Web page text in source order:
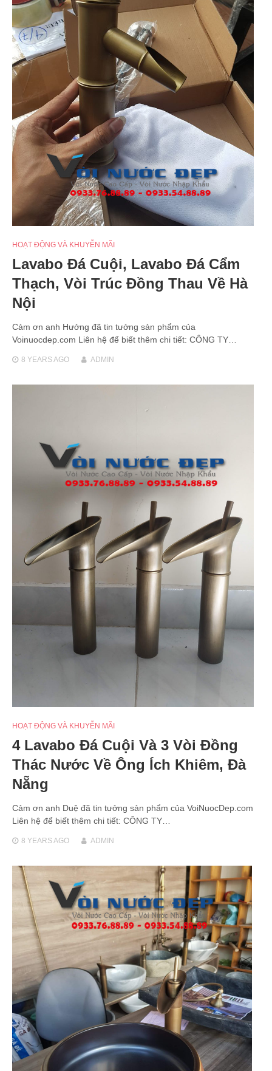
HOẠT ĐỘNG VÀ KHUYỄN MÃI
Lavabo Đá Cuội, Lavabo Đá Cẩm
Thạch, Vòi Trúc Đồng Thau Về Hà
Nội
Cảm ơn anh Hưởng đã tin tưởng sản phẩm của
Voinuocdep.com Liên hệ để biết thêm chi tiết: CÔNG TY…
8 YEARSAGO ADMIN
HOẠT ĐỘNG VÀ KHUYỄN MÃI
4 Lavabo Đá Cuội Và 3 Vòi Đồng
Thác Nước Về Ông Ích Khiêm, Đà
Nẵng
Cảm ơn anh Duệ đã tin tưởng sản phẩm của VoiNuocDep.com
Liên hệ để biết thêm chi tiết: CÔNG TY…
8 YEARSAGO ADMIN